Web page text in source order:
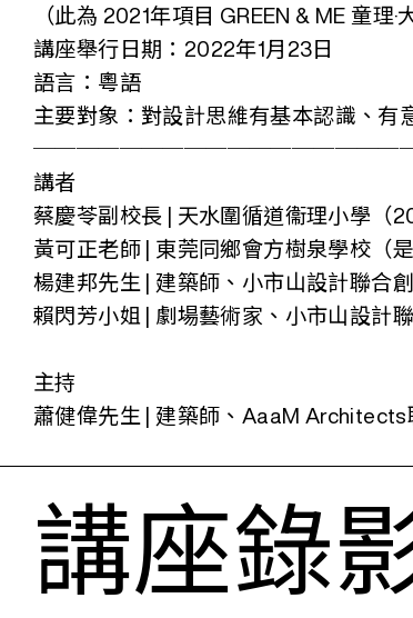
（此為 2021年項目 GREEN & ME 童理
講座舉行日期：2022年1月23日
語言：粵語
主要對象：對設計思維有基本認識、
講者
蔡慶苓副校長 | 天水圍循道衞理小學（
黃可正老師 | 東莞同鄉會方樹泉學校（
楊建邦先生 | 建築師、小市山設計聯合
賴閃芳小姐 | 劇場藝術家、小市山設計
主持
蕭健偉先生 | 建築師、AaaM Architects
講座錄